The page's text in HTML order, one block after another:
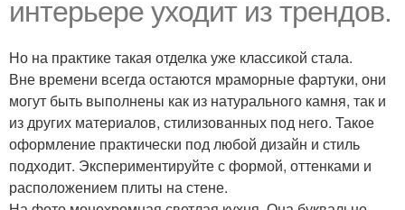
интерьере уходит из трендов.
Но на практике такая отделка уже классикой стала.
Вне времени всегда остаются мраморные фартуки, они
могут быть выполнены как из натурального камня, так и
из других материалов, стилизованных под него. Такое
оформление практически под любой дизайн и стиль
подходит. Экспериментируйте с формой, оттенками и
расположением плиты на стене.